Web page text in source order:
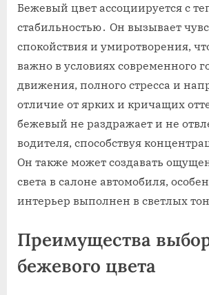
Бежевый цвет ассоциируется с
стабильностью․ Он вызывает
спокойствия и умиротворения,
важно в условиях современного
движения, полного стресса и
отличие от ярких и кричащих
бежевый не раздражает и не
водителя, способствуя
Он также может создавать
света в салоне автомобиля,
интерьер выполнен в светлых
Преимущества
бежевого цвета